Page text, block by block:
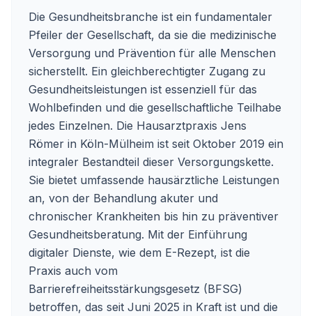
Die Gesundheitsbranche ist ein fundamentaler
Pfeiler der Gesellschaft, da sie die medizinische
Versorgung und Prävention für alle Menschen
sicherstellt. Ein gleichberechtigter Zugang zu
Gesundheitsleistungen ist essenziell für das
Wohlbefinden und die gesellschaftliche Teilhabe
jedes Einzelnen. Die Hausarztpraxis Jens
Römer in Köln-Mülheim ist seit Oktober 2019 ein
integraler Bestandteil dieser Versorgungskette.
Sie bietet umfassende hausärztliche Leistungen
an, von der Behandlung akuter und
chronischer Krankheiten bis hin zu präventiver
Gesundheitsberatung. Mit der Einführung
digitaler Dienste, wie dem E-Rezept, ist die
Praxis auch vom
Barrierefreiheitsstärkungsgesetz (BFSG)
betroffen, das seit Juni 2025 in Kraft ist und die